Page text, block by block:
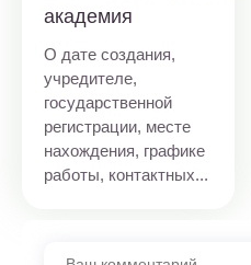
академия
О дате создания,
учредителе,
государственной
регистрации, месте
нахождения, графике
работы, контактных...